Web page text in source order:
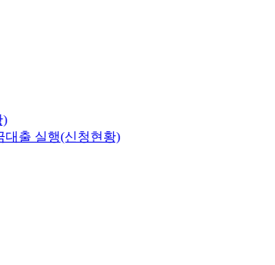
)
대출 실행(신청현황)